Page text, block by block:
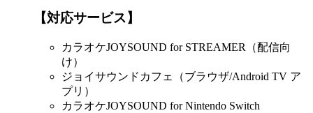
【対応サービス】
カラオケJOYSOUND for STREAMER（配信向
け）
ジョイサウンドカフェ（ブラウザ/Android TV ア
プリ）
カラオケJOYSOUND for Nintendo Switch